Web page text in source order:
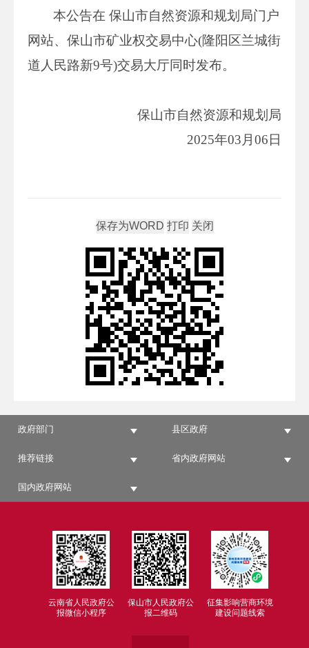
本公告在 保山市自然资源和规划局门户
网站、保山市矿业权交易中心(隆阳区兰城街
道人民路新9号)交易大厅同时发布。
保山市自然资源和规划局
2025年03月06日
政府部门 县区政府
推荐链接 省内政府网站
国内政府网站
云南省人民政府公
报微信小程序
保山市人民政府公
报二维码
征集影响营商环境
建设问题线索